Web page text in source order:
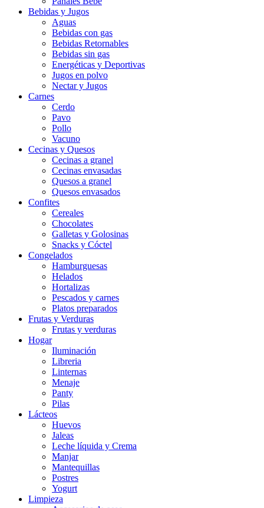
Bebidas y Jugos
Aguas
Bebidas con gas
Bebidas Retornables
Bebidas sin gas
Energéticas y Deportivas
Jugos en polvo
Nectar y Jugos
Carnes
Cerdo
Pavo
Pollo
Vacuno
Cecinas y Quesos
Cecinas a granel
Cecinas envasadas
Quesos a granel
Quesos envasados
Confites
Cereales
Chocolates
Galletas y Golosinas
Snacks y Cóctel
Congelados
Hamburguesas
Helados
Hortalizas
Pescados y carnes
Platos preparados
Frutas y Verduras
Frutas y verduras
Hogar
Iluminación
Libreria
Linternas
Menaje
Panty
Pilas
Lácteos
Huevos
Jaleas
Leche líquida y Crema
Manjar
Mantequillas
Postres
Yogurt
Limpieza